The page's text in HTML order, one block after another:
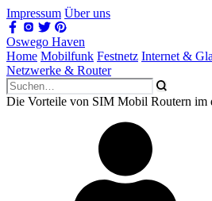
Impressum Über uns
Oswego Haven
Home Mobilfunk Festnetz Internet &
Netzwerke & Router
Die Vorteile von SIM Mobil Routern im